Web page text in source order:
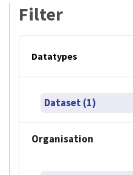
Filter
Datatypes
Dataset (1)
Organisation